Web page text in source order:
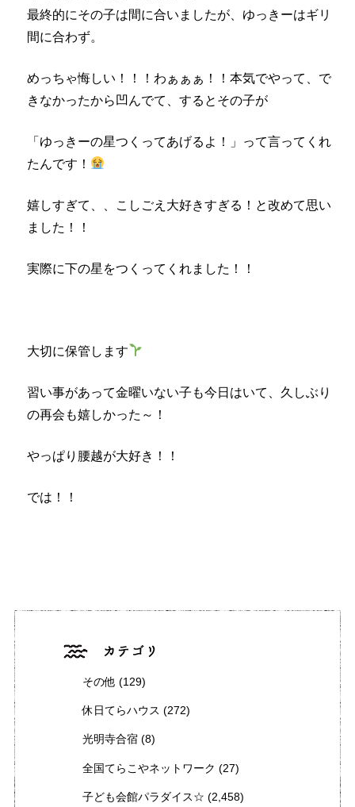
最終的にその子は間に合いましたが、ゆっきーはギリ
間に合わず。
めっちゃ悔しい！！！わぁぁぁ！！本気でやって、で
きなかったから凹んでて、するとその子が
「ゆっきーの星つくってあげるよ！」って言ってくれ
たんです！
嬉しすぎて、、こしごえ大好きすぎる！と改めて思い
ました！！
実際に下の星をつくってくれました！！
大切に保管します
習い事があって金曜いない子も今日はいて、久しぶり
の再会も嬉しかった～！
やっぱり腰越が大好き！！
では！！
その他 (129)
休日てらハウス (272)
光明寺合宿(8)
全国てらこやネットワーク (27)
子ども会館パラダイス☆ (2,458)